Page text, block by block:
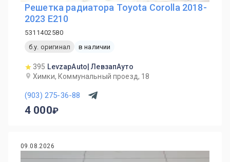
Решетка радиатора Toyota Corolla 2018-
2023 E210
5311402580
б.у. оригинал
в наличии
395 LevzapAuto| ЛевзапАуто
Химки, Коммунальный проезд, 18
(903) 275-36-88
4 000
09.08.2026